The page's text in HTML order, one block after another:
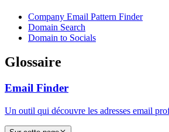
Company Email Pattern Finder
Domain Search
Domain to Socials
Glossaire
Email Finder
Un outil qui découvre les adresses email